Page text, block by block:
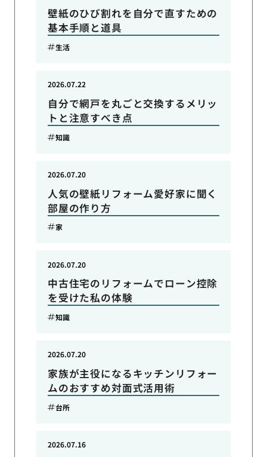
壁紙のひび割れを自分で直すための
基本手順と道具
生活
自分で網戸を丸ごと交換するメリッ
トと注意すべき点
2026.07.22
知識
人気の壁紙リフォーム愛好家に聞く
部屋の作り方
2026.07.20
家
中古住宅のリフォームでローン控除
を受けた私の体験
2026.07.20
知識
家族が主役になるキッチンリフォー
ムのおすすめ対面式活用術
2026.07.20
台所
2026.07.16